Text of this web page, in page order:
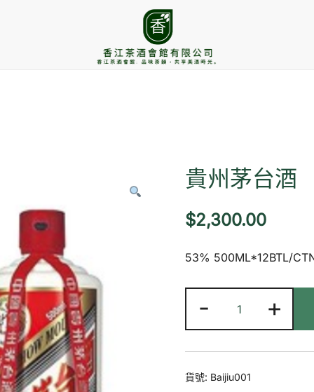
貴州茅台酒
$2,300.00
53% 500ML*12BTL/
-
州
茅
台
酒
+
貨號: Baijiu001